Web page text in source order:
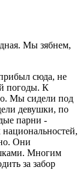
Мы зябнем,
сюда, не
погоды. К
Мы сидели под
девушки, по
парни -
Они
Многим
за забор